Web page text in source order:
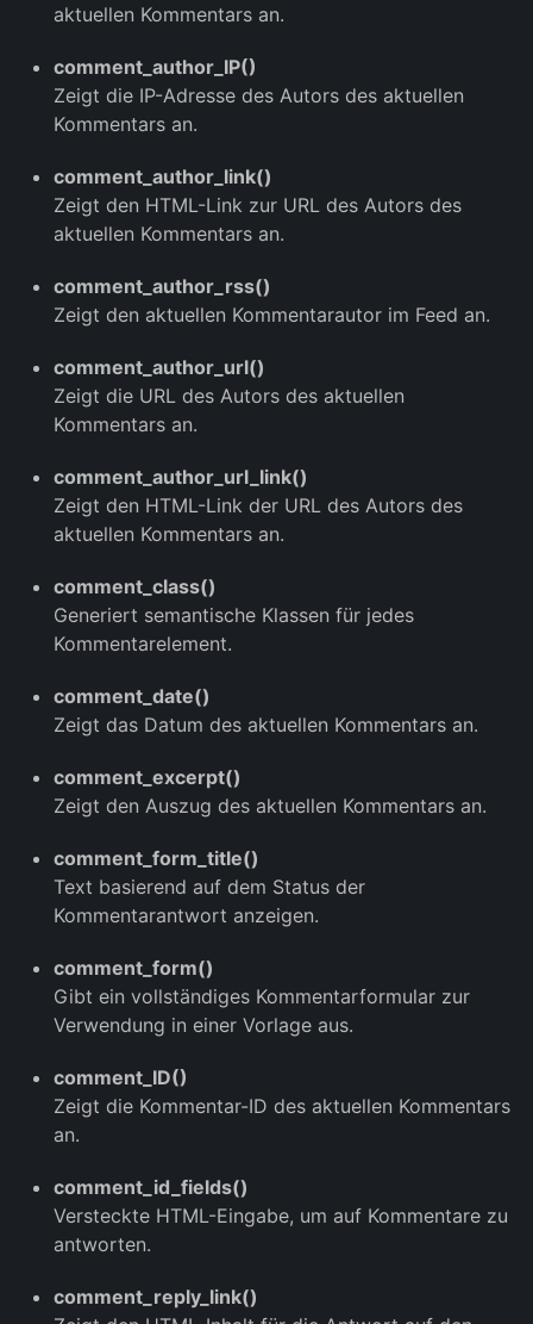
aktuellen Kommentars an.
comment_author_IP()
Zeigt die IP-Adresse des Autors des aktuellen
Kommentars an.
comment_author_link()
Zeigt den HTML-Link zur URL des Autors des
aktuellen Kommentars an.
comment_author_rss()
Zeigt den aktuellen Kommentarautor im Feed an.
comment_author_url()
Zeigt die URL des Autors des aktuellen
Kommentars an.
comment_author_url_link()
Zeigt den HTML-Link der URL des Autors des
aktuellen Kommentars an.
comment_class()
Generiert semantische Klassen für jedes
Kommentarelement.
comment_date()
Zeigt das Datum des aktuellen Kommentars an.
comment_excerpt()
Zeigt den Auszug des aktuellen Kommentars an.
comment_form_title()
Text basierend auf dem Status der
Kommentarantwort anzeigen.
comment_form()
Gibt ein vollständiges Kommentarformular zur
Verwendung in einer Vorlage aus.
comment_ID()
Zeigt die Kommentar-ID des aktuellen Kommentars
an.
comment_id_fields()
Versteckte HTML-Eingabe, um auf Kommentare zu
antworten.
comment_reply_link()